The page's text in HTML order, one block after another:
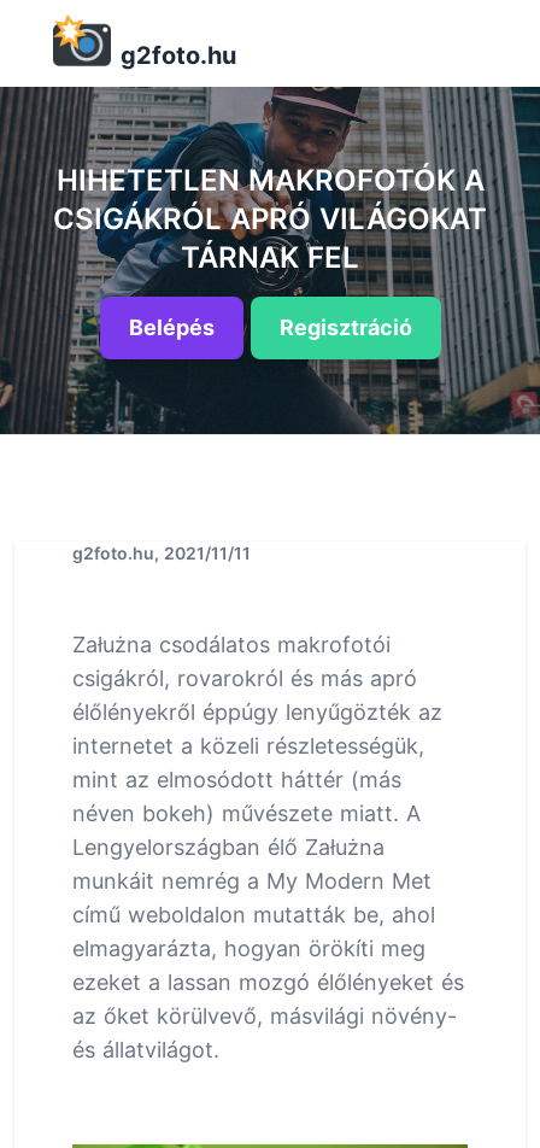
g2foto.hu
HIHETETLEN MAKROFOTÓK A
CSIGÁKRÓL APRÓ VILÁGOKAT
TÁRNAK FEL
Belépés Regisztráció
g2foto.hu, 2021/11/11
Załużna csodálatos makrofotói
csigákról, rovarokról és más apró
élőlényekről éppúgy lenyűgözték az
internetet a közeli részletességük,
mint az elmosódott háttér (más
néven bokeh) művészete miatt. A
Lengyelországban élő Załużna
munkáit nemrég a My Modern Met
című weboldalon mutatták be, ahol
elmagyarázta, hogyan örökíti meg
ezeket a lassan mozgó élőlényeket és
az őket körülvevő, másvilági növény-
és állatvilágot.